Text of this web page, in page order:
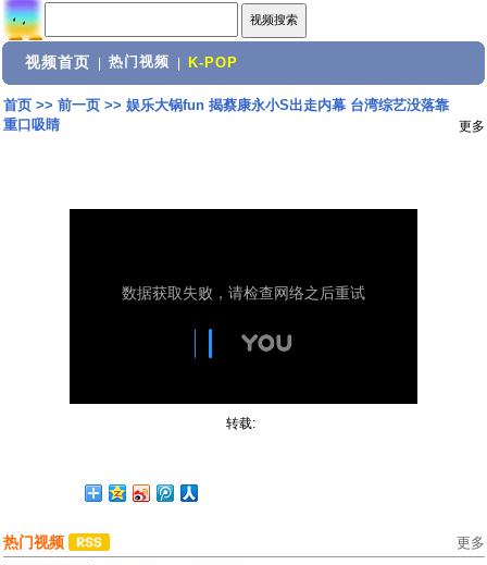
视频首页 热门视频 K-POP
首页>> 前一页>> 娱乐大锅fun 揭蔡康永小S出走内幕 台湾综艺没落靠
重口吸睛
更多
转载:
热门视频 更多